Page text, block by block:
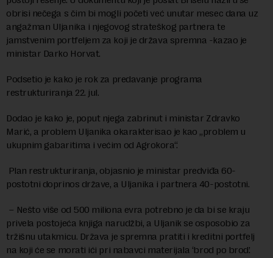
obrisi nečega s čim bi mogli početi već unutar mesec dana uz
angažman Uljanika i njegovog strateškog partnera te
jamstvenim portfeljem za koji je država spremna -kazao je
ministar Darko Horvat.
Podsetio je kako je rok za predavanje programa
restrukturiranja 22. jul.
Dodao je kako je, poput njega zabrinut i ministar Zdravko
Marić, a problem Uljanika okarakterisao je kao „problem u
ukupnim gabaritima i većim od Agrokora“.
Plan restrukturiranja, objasnio je ministar predviđa 60-
postotni doprinos države, a Uljanika i partnera 40-postotni.
– Nešto više od 500 miliona evra potrebno je da bi se kraju
privela postojeća knjiga narudžbi, a Uljanik se osposobio za
tržišnu utakmicu. Država je spremna pratiti i kreditni portfelj
na koji će se morati ići pri nabavci materijala ‘brod po brod’.